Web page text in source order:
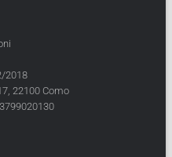
2018
22100 Como